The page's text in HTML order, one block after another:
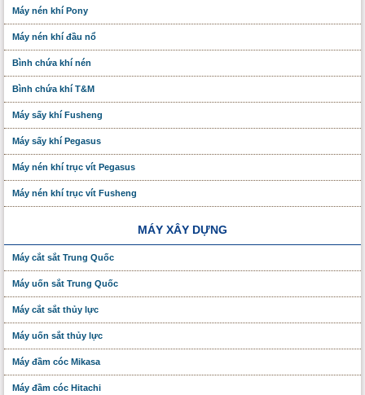
Máy nén khí Pony
Máy nén khí đầu nổ
Bình chứa khí nén
Bình chứa khí T&M
Máy sấy khí Fusheng
Máy sấy khí Pegasus
Máy nén khí trục vít Pegasus
Máy nén khí trục vít Fusheng
MÁY XÂY DỰNG
Máy cắt sắt Trung Quốc
Máy uốn sắt Trung Quốc
Máy cắt sắt thủy lực
Máy uốn sắt thủy lực
Máy đầm cóc Mikasa
Máy đầm cóc Hitachi